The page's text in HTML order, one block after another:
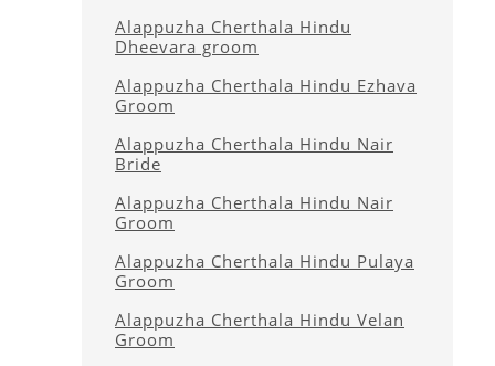
Alappuzha Cherthala Hindu
Dheevara groom
Alappuzha Cherthala Hindu Ezhava
Groom
Alappuzha Cherthala Hindu Nair
Bride
Alappuzha Cherthala Hindu Nair
Groom
Alappuzha Cherthala Hindu Pulaya
Groom
Alappuzha Cherthala Hindu Velan
Groom